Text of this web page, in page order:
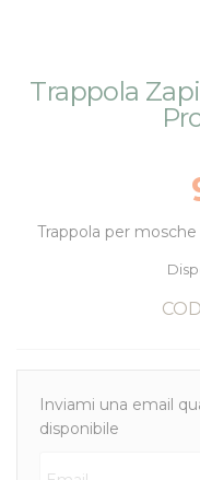
alla
all'inizio
Trappola
Trappola per
Inviami una email
disponibile